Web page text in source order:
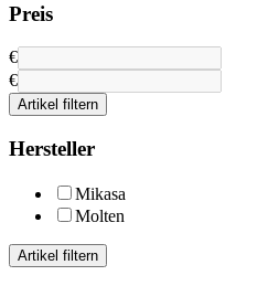
Preis
€
€
Artikel filtern
Hersteller
Mikasa
Molten
Artikel filtern